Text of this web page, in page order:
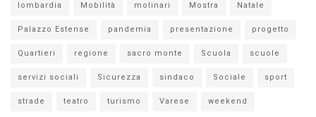
lombardia Mobilità molinari Mostra Natale
Palazzo Estense pandemia presentazione progetto
Quartieri regione sacro monte Scuola scuole
servizi sociali Sicurezza sindaco Sociale sport
strade teatro turismo Varese weekend